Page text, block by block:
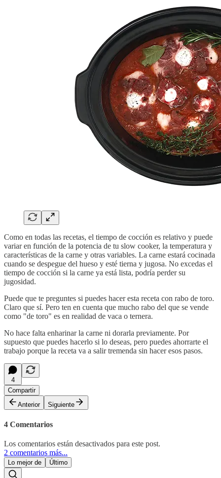
Como en todas las recetas, el tiempo de cocción es relativo y puede
variar en función de la potencia de tu slow cooker, la temperatura y
características de la carne y otras variables. La carne estará cocinada
cuando se despegue del hueso y esté tierna y jugosa. No excedas el
tiempo de cocción si la carne ya está lista, podría perder su
jugosidad.
Puede que te preguntes si puedes hacer esta receta con rabo de toro.
Claro que sí. Pero ten en cuenta que mucho rabo del que se vende
como "de toro" es en realidad de vaca o ternera.
No hace falta enharinar la carne ni dorarla previamente. Por
supuesto que puedes hacerlo si lo deseas, pero puedes ahorrarte el
trabajo porque la receta va a salir tremenda sin hacer esos pasos.
4
Compartir
Anterior
Siguiente
4 Comentarios
Los comentarios están desactivados para este post.
2 comentarios más...
Lo mejor de Último